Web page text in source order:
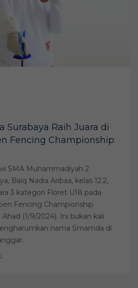
Surabaya Raih Juara di
Fencing Championship
SMA Muhammadiyah 2
Baiq Nadia Aribaa, kelas 12.2,
3 kategori Floret U18 pada
Fencing Championship
(1/9/2024). Ini bukan kali
nama Smamda di